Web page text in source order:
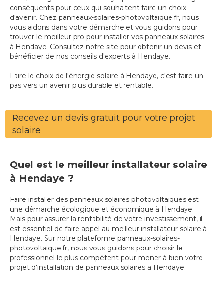
conséquents pour ceux qui souhaitent faire un choix
d'avenir. Chez panneaux-solaires-photovoltaique.fr, nous
vous aidons dans votre démarche et vous guidons pour
trouver le meilleur pro pour installer vos panneaux solaires
à Hendaye. Consultez notre site pour obtenir un devis et
bénéficier de nos conseils d'experts à Hendaye.
Faire le choix de l'énergie solaire à Hendaye, c'est faire un
pas vers un avenir plus durable et rentable.
Recevez un devis gratuit pour votre projet
solaire
Quel est le meilleur installateur solaire
à Hendaye ?
Faire installer des panneaux solaires photovoltaïques est
une démarche écologique et économique à Hendaye.
Mais pour assurer la rentabilité de votre investissement, il
est essentiel de faire appel au meilleur installateur solaire à
Hendaye. Sur notre plateforme panneaux-solaires-
photovoltaique.fr, nous vous guidons pour choisir le
professionnel le plus compétent pour mener à bien votre
projet d'installation de panneaux solaires à Hendaye.